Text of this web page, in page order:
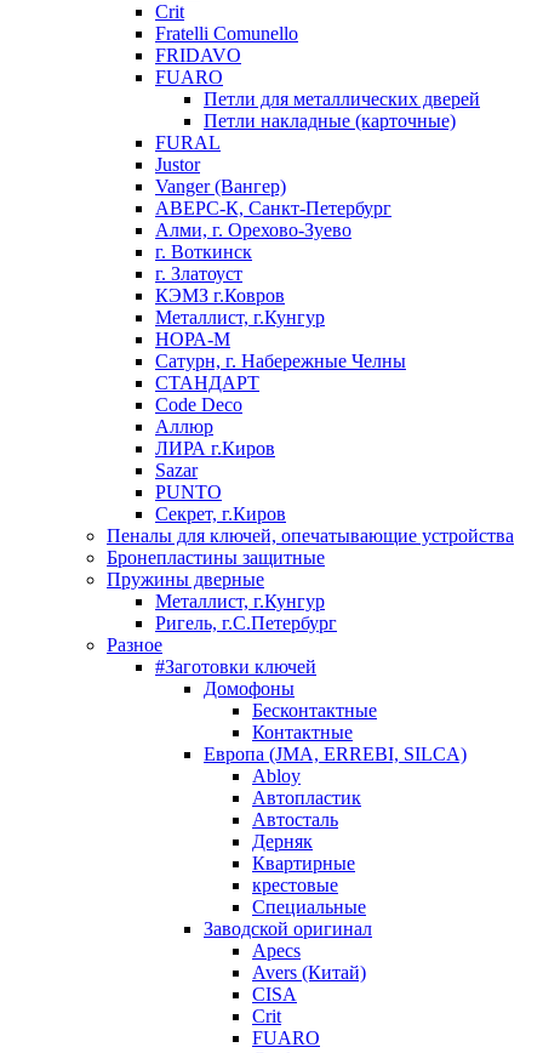
Crit
Fratelli Comunello
FRIDAVO
FUARO
Петли для металлических дверей
Петли накладные (карточные)
FURAL
Justor
Vanger (Вангер)
АВЕРС-К, Санкт-Петербург
Алми, г. Орехово-Зуево
г. Воткинск
г. Златоуст
КЭМЗ г.Ковров
Металлист, г.Кунгур
НОРА-М
Сатурн, г. Набережные Челны
СТАНДАРТ
Code Deco
Аллюр
ЛИРА г.Киров
Sazar
PUNTO
Секрет, г.Киров
Пеналы для ключей, опечатывающие устройства
Бронепластины защитные
Пружины дверные
Металлист, г.Кунгур
Ригель, г.С.Петербург
Разное
#Заготовки ключей
Домофоны
Бесконтактные
Контактные
Европа (JMA, ERREBI, SILCA)
Abloy
Автопластик
Автосталь
Дерняк
Квартирные
крестовые
Специальные
Заводской оригинал
Apecs
Avers (Китай)
CISA
Crit
FUARO